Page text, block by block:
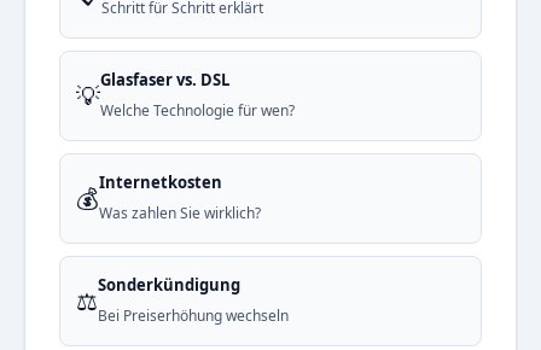
Schritt für Schritt erklärt
💡Glasfaser vs. DSL
Welche Technologie für wen?
💰Internetkosten
Was zahlen Sie wirklich?
⚖️Sonderkündigung
Bei Preiserhöhung wechseln